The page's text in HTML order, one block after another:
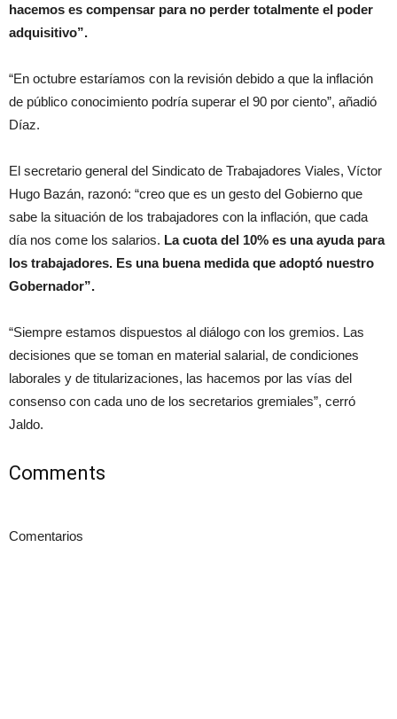
hacemos es compensar para no perder totalmente el poder
adquisitivo”.
“En octubre estaríamos con la revisión debido a que la inflación
de público conocimiento podría superar el 90 por ciento”, añadió
Díaz.
El secretario general del Sindicato de Trabajadores Viales, Víctor
Hugo Bazán, razonó: “creo que es un gesto del Gobierno que
sabe la situación de los trabajadores con la inflación, que cada
día nos come los salarios. La cuota del 10% es una ayuda para
los trabajadores. Es una buena medida que adoptó nuestro
Gobernador”.
“Siempre estamos dispuestos al diálogo con los gremios. Las
decisiones que se toman en material salarial, de condiciones
laborales y de titularizaciones, las hacemos por las vías del
consenso con cada uno de los secretarios gremiales”, cerró
Jaldo.
Comments
Comentarios